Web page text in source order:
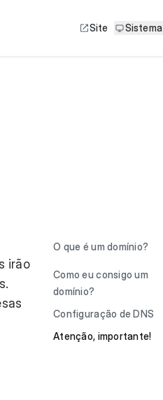
Site Sistema
irão
O que é um domínio?
Como eu consigo um
domínio?
Configuração de DNS
Atenção, importante!